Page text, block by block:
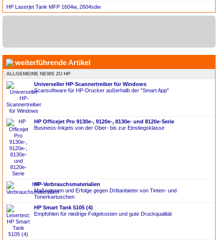
HP Laserjet Tank MFP 1604w, 2604sdw
weiterführende Artikel
ALLGEMEINE NEWS ZU HP
Universeller HP-Scannertreiber für Windows
Scansoftware für HP-Drucker außerhalb der "Smart App"
HP Officejet Pro 9130e-, 9120e-, 8130e- und 8120e-Serie
Business-Inkjets von der Ober- bis zur Einstiegsklasse
HP-Verbrauchsmaterialien
Maßnahmen und Erfolge gegen Drittanbieter von Tinten- und
Tonerkartuschen
HP Smart Tank 5105 (4)
Empfohlen für niedrige Folgekosten und gute Druckqualität